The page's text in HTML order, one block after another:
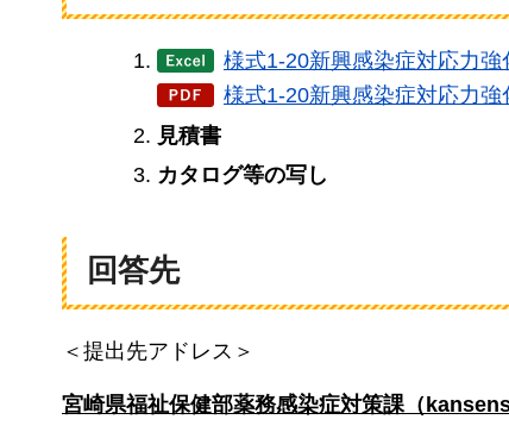
様式1-20新興感染症対応力強
様式1-20新興感染症対応力強
見積書
カタログ等の写し
回答先
＜提出先アドレス＞
宮崎県福祉保健部薬務感染症対策課（